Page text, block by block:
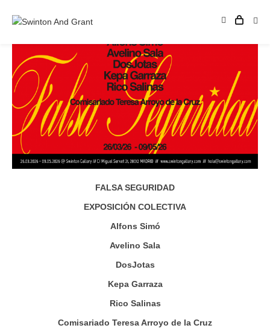
FALSA SEGURIDAD
EXPOSICIÓN COLECTIVA
Alfons Simó
Avelino Sala
DosJotas
Kepa Garraza
Rico Salinas
Comisariado Teresa Arroyo de la Cruz